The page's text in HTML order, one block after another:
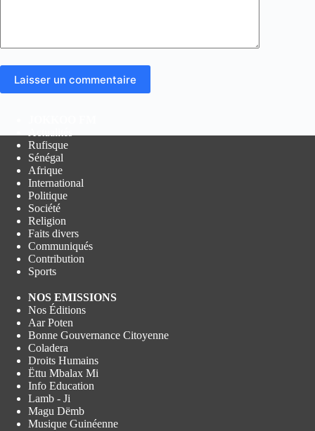
Laisser un commentaire
Rufisque
Sénégal
Afrique
International
Politique
Société
Religion
Faits divers
Communiqués
Contribution
Sports
NOS EMISSIONS
Nos Éditions
Aar Poten
Bonne Gouvernance Citoyenne
Coladera
Droits Humains
Ëttu Mbalax Mi
Info Education
Lamb - Ji
Magu Dëmb
Musique Guinéenne